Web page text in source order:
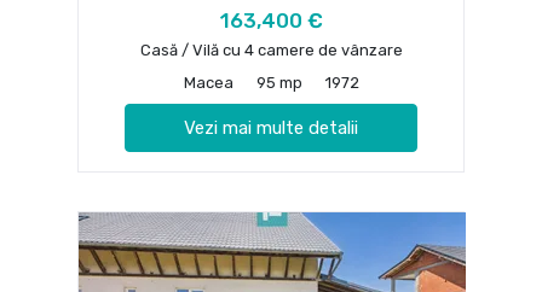
163,400 €
Casă / Vilă cu 4 camere de vânzare
Macea
95 mp 1972
Vezi mai multe detalii